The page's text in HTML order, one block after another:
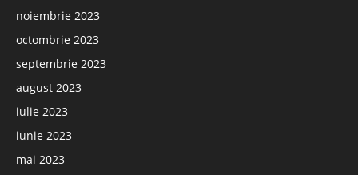
noiembrie 2023
octombrie 2023
septembrie 2023
august 2023
iulie 2023
iunie 2023
mai 2023